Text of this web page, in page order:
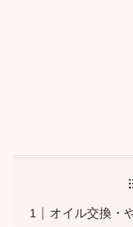
オイル交換・